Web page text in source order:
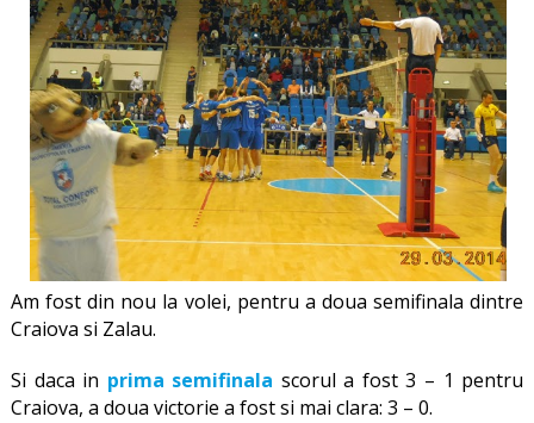
Am fost din nou la volei, pentru a doua semifinala dintre
Craiova si Zalau.
Si daca in prima semifinala scorul a fost 3 – 1 pentru
Craiova, a doua victorie a fost si mai clara: 3 – 0.